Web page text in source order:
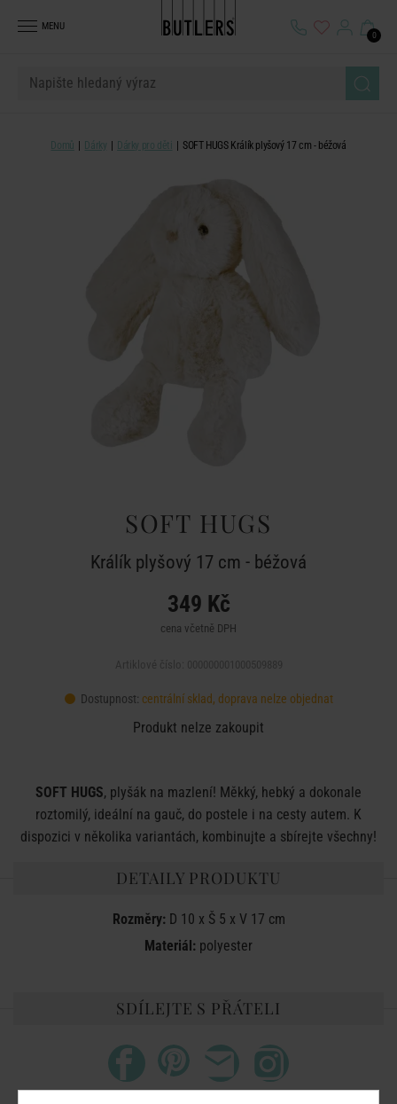
MENU
0
Domů Dárky Dárky pro děti SOFT HUGS Králík plyšový 17 cm - béžová
SOFT HUGS
Králík plyšový 17 cm - béžová
349 Kč
cena včetně DPH
Dostupnost: centrální sklad, doprava nelze objednat
Produkt nelze zakoupit
SOFT HUGS, plyšák na mazlení! Měkký, hebký a dokonale
roztomilý, ideální na gauč, do postele i na cesty autem. K
dispozici v několika variantách, kombinujte a sbírejte všechny!
DETAILY PRODUKTU
Rozměry:D 10 x Š 5 x V 17 cm
Materiál: polyester
SDÍLEJTE S PŘÁTELI